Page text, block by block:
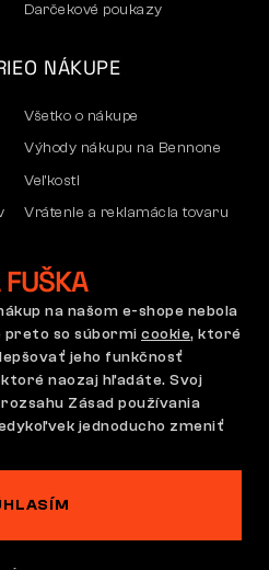
Darčekové poukazy
O NÁKUPE
Všetko o nákupe
Výhody nákupu na Bennone
Veľkosti
Vrátenie a reklamácia tovaru
Firemný účet
Reklamácia a záruka
Reklamačný poriadok
GDPR
na našom e-shope nebola
preto so súbormi cookie, ktoré
jeho funkčnosť
naozaj hľadáte. Svoj
Zásad používania
jednoducho zmeniť